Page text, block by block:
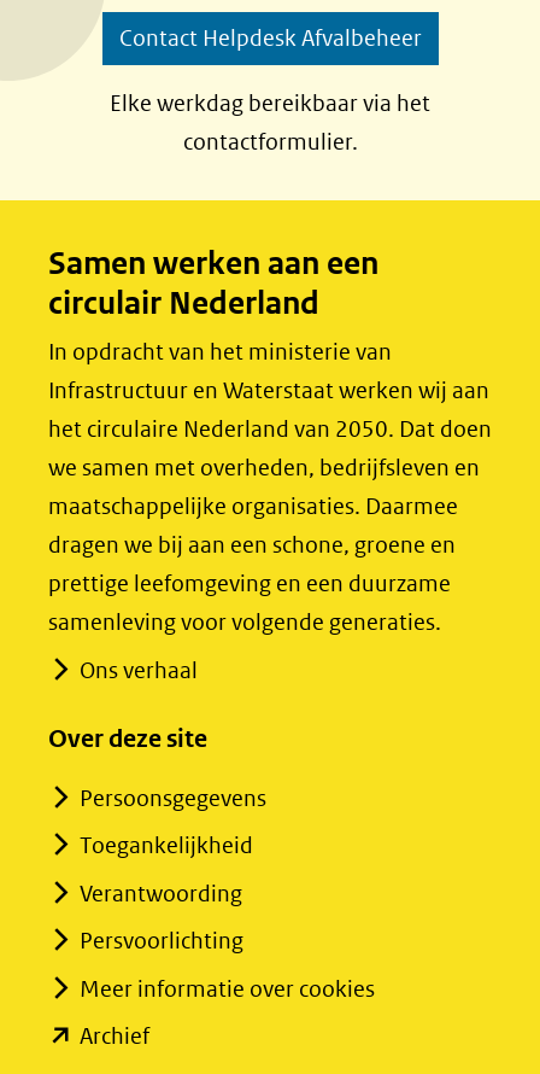
p
F
b
o
k
(opent
nieuw
naar
een
andere
website)
p
L
e
I
n
(opent
nieuw
naar
een
andere
website)
Contact Helpdesk Afvalbeheer
Elke werkdag bereikbaar via het
contactformulier.
Samen werken aan een
circulair Nederland
In opdracht van het ministerie van
Infrastructuur en Waterstaat werken wij aan
het circulaire Nederland van 2050. Dat doen
we samen met overheden, bedrijfsleven en
maatschappelijke organisaties. Daarmee
dragen we bij aan een schone, groene en
prettige leefomgeving en een duurzame
samenleving voor volgende generaties.
Ons verhaal
Over deze site
Persoonsgegevens
Toegankelijkheid
Verantwoording
Persvoorlichting
Meer informatie over cookies
Archief(opent